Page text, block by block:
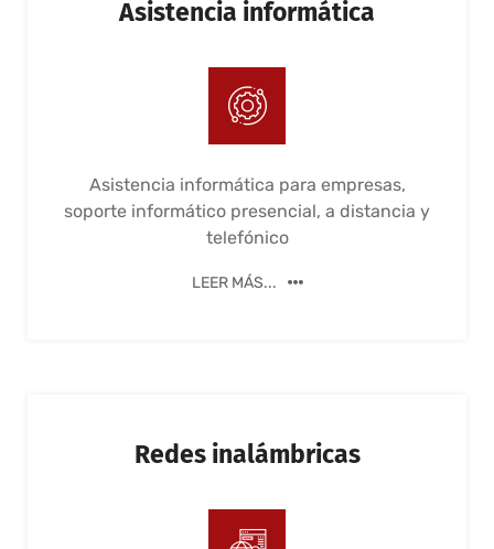
Asistencia informática
Asistencia informática para empresas,
soporte informático presencial, a distancia y
telefónico
LEER MÁS...
Redes inalámbricas